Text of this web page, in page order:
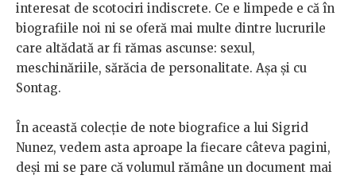
interesat de scotociri indiscrete. Ce e limpede e că în
biografiile noi ni se oferă mai multe dintre lucrurile
care altădată ar fi rămas ascunse: sexul,
meschinăriile, sărăcia de personalitate. Așa și cu
Sontag.
În această colecție de note biografice a lui Sigrid
Nunez, vedem asta aproape la fiecare câteva pagini,
deși mi se pare că volumul rămâne un document mai